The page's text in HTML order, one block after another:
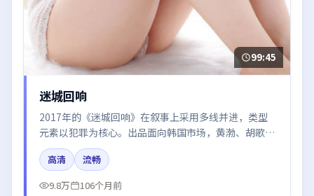
99:45
迷城回响
2017年的《迷城回响》在叙事上采用多线并进，类型
元素以犯罪为核心。出品面向韩国市场，黄渤、胡歌、
张译、杨幂所饰角色推动关键反转，结尾留白引发讨
论。
高清
流畅
9.8万
106个月前